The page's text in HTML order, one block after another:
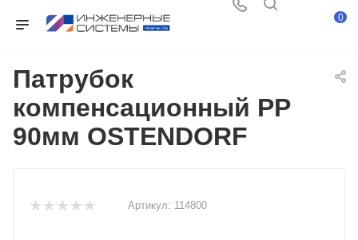
0
Патрубок
компенсационный PP
90мм OSTENDORF
Артикул: 114800